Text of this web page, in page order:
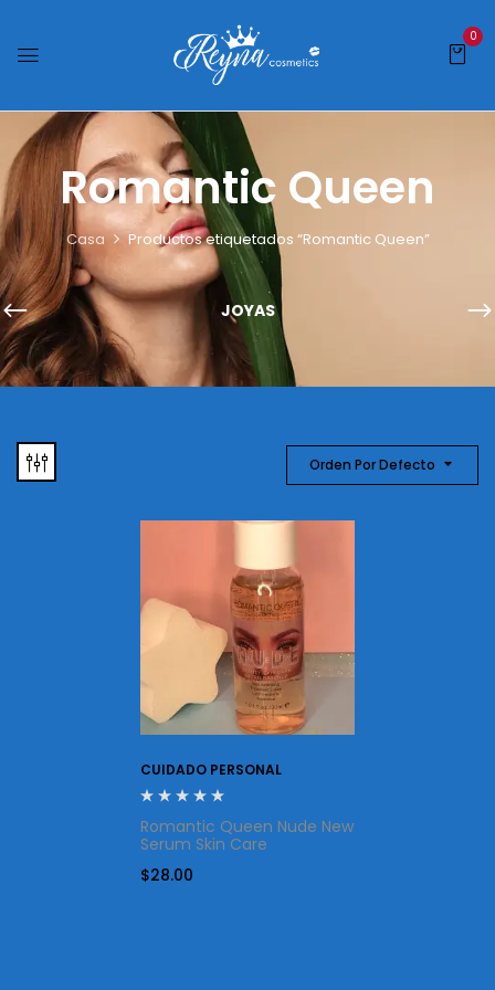
0
Romantic Queen
Casa Productos etiquetados “Romantic Queen”
JOYAS
Orden Por Defecto
CUIDADO PERSONAL
Romantic Queen Nude New
Serum Skin Care
$28.00